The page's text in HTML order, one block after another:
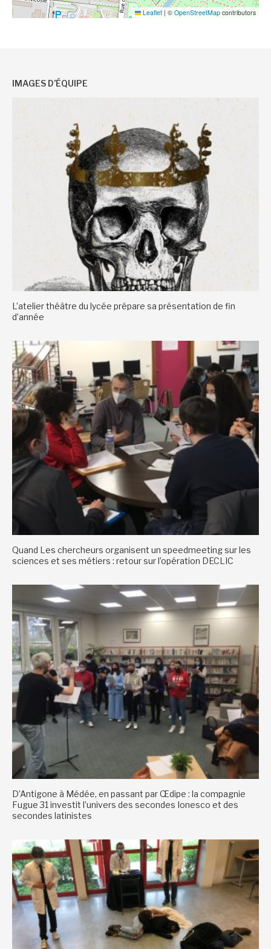
Leaflet | © OpenStreetMapcontributors
IMAGES D’ÉQUIPE
L’atelier théâtre du lycée prépare sa présentation de fin
d’année
Quand Les chercheurs organisent un speedmeeting sur les
sciences et ses métiers : retour sur l’opération DECLIC
D’Antigone à Médée, en passant par Œdipe : la compagnie
Fugue 31 investit l’univers des secondes Ionesco et des
secondes latinistes